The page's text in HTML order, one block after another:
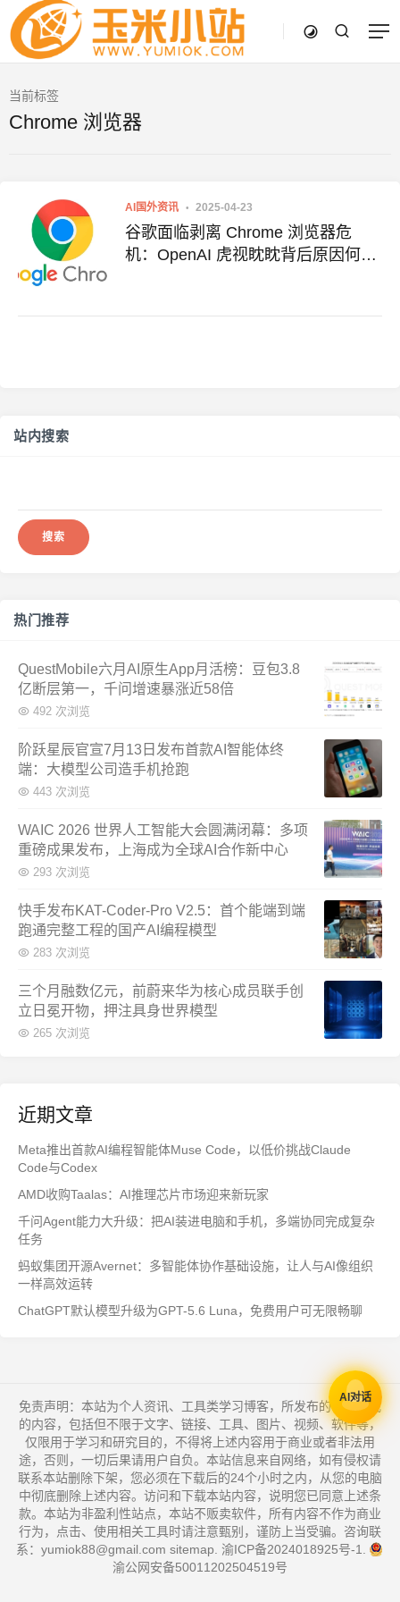
当前标签
Chrome 浏览器
AI国外资讯 2025-04-23
谷歌面临剥离 Chrome 浏览器危
机：OpenAI 虎视眈眈背后原因何
站内搜索
热门推荐
QuestMobile六月AI原生App月活榜：豆包3.8
亿断层第一，千问增速暴涨近58倍
492 次浏览
阶跃星辰官宣7月13日发布首款AI智能体终
端：大模型公司造手机抢跑
443 次浏览
WAIC 2026 世界人工智能大会圆满闭幕：多项
重磅成果发布，上海成为全球AI合作新中心
293 次浏览
快手发布KAT-Coder-Pro V2.5：首个能端到端
跑通完整工程的国产AI编程模型
283 次浏览
三个月融数亿元，前蔚来华为核心成员联手创
立日冕开物，押注具身世界模型
265 次浏览
近期文章
Meta推出首款AI编程智能体Muse Code，以低价挑战Claude
Code与Codex
AMD收购Taalas：AI推理芯片市场迎来新玩家
千问Agent能力大升级：把AI装进电脑和手机，多端协同完成复杂
任务
蚂蚁集团开源Avernet：多智能体协作基础设施，让人与AI像组织
一样高效运转
ChatGPT默认模型升级为GPT-5.6 Luna，免费用户可无限畅聊
免责声明：本站为个人资讯、工具类学习博客，所发布的一切形式
的内容，包括但不限于文字、链接、工具、图片、视频、软件等，
仅限用于学习和研究目的，不得将上述内容用于商业或者非法用
途，否则，一切后果请用户自负。本站信息来自网络，如有侵权请
联系本站删除下架，您必须在下载后的24个小时之内，从您的电脑
中彻底删除上述内容。访问和下载本站内容，说明您已同意上述条
款。本站为非盈利性站点，本站不贩卖软件，所有内容不作为商业
行为，点击、使用相关工具时请注意甄别，谨防上当受骗。咨询联
系：yumiok88@gmail.com sitemap 渝ICP备2024018925号-1
渝公网安备50011202504519号
AI对话